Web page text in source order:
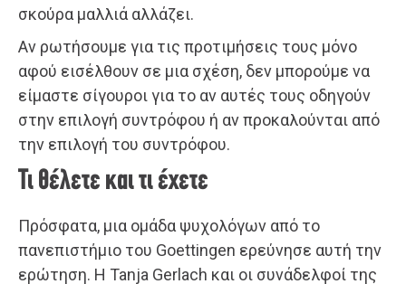
σκούρα μαλλιά αλλάζει.
Αν ρωτήσουμε για τις προτιμήσεις τους μόνο
αφού εισέλθουν σε μια σχέση, δεν μπορούμε να
είμαστε σίγουροι για το αν αυτές τους οδηγούν
στην επιλογή συντρόφου ή αν προκαλούνται από
την επιλογή του συντρόφου.
Τι θέλετε και τι έχετε
Πρόσφατα, μια ομάδα ψυχολόγων από το
πανεπιστήμιο του Goettingen ερεύνησε αυτή την
ερώτηση. Η Tanja Gerlach και οι συνάδελφοί της